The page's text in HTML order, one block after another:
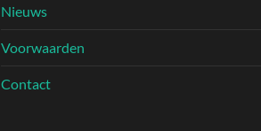
Nieuws
Voorwaarden
Contact